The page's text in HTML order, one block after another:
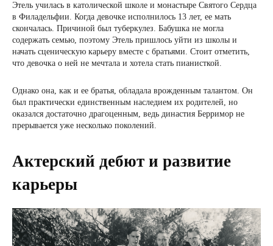
Этель училась в католической школе и монастыре Святого Сердца
в Филадельфии. Когда девочке исполнилось 13 лет, ее мать
скончалась. Причиной был туберкулез. Бабушка не могла
содержать семью, поэтому Этель пришлось уйти из школы и
начать сценическую карьеру вместе с братьями. Стоит отметить,
что девочка о ней не мечтала и хотела стать пианисткой.
Однако она, как и ее братья, обладала врожденным талантом. Он
был практически единственным наследием их родителей, но
оказался достаточно драгоценным, ведь династия Берримор не
прерывается уже несколько поколений.
Актерский дебют и развитие
карьеры